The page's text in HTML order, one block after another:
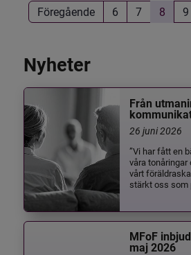
Föregående 6 7 8 9
Nyheter
Från
26 juni 2026
”Vi har fått en
våra
vårt
stärkt oss som
MFoF
maj 2026